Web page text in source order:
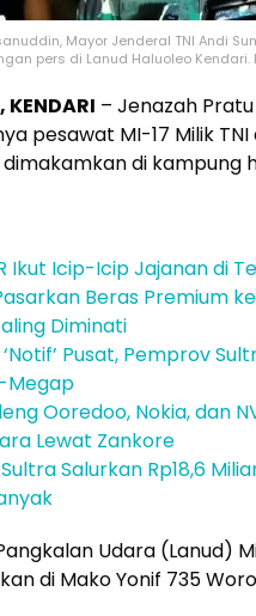
Mayor Jenderal TNI Andi
pers di Lanud Haluoleo Kendari.
KENDARI – Jenazah
pesawat MI-17 Milik
di kampung
Ikut Icip-Icip Jajanan di
Beras Premium
Diminati
Pusat, Pemprov
Megap
Ooredoo, Nokia, dan
Lewat Zankore
Salurkan Rp18,6
Udara (Lanud)
di Mako Yonif 735